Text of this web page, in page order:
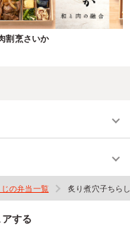
割烹さいか
の弁当一覧 炙り煮穴子ちら
する